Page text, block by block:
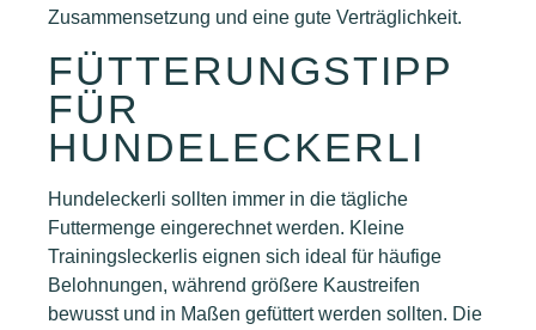
Zusammensetzung und eine gute Verträglichkeit.
FÜTTERUNGSTIPP
FÜR
HUNDELECKERLI
Hundeleckerli sollten immer in die tägliche
Futtermenge eingerechnet werden. Kleine
Trainingsleckerlis eignen sich ideal für häufige
Belohnungen, während größere Kaustreifen
bewusst und in Maßen gefüttert werden sollten. Die